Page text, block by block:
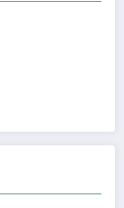
musisz znać!